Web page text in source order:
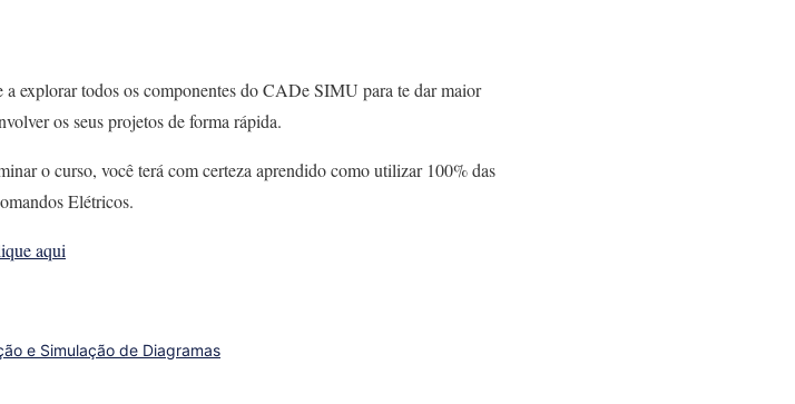
explorar todos os componentes do CADe SIMU para te dar maior
os seus projetos de forma rápida.
o curso, você terá com certeza aprendido como utilizar 100% das
Elétricos.
aqui
e Simulação de Diagramas